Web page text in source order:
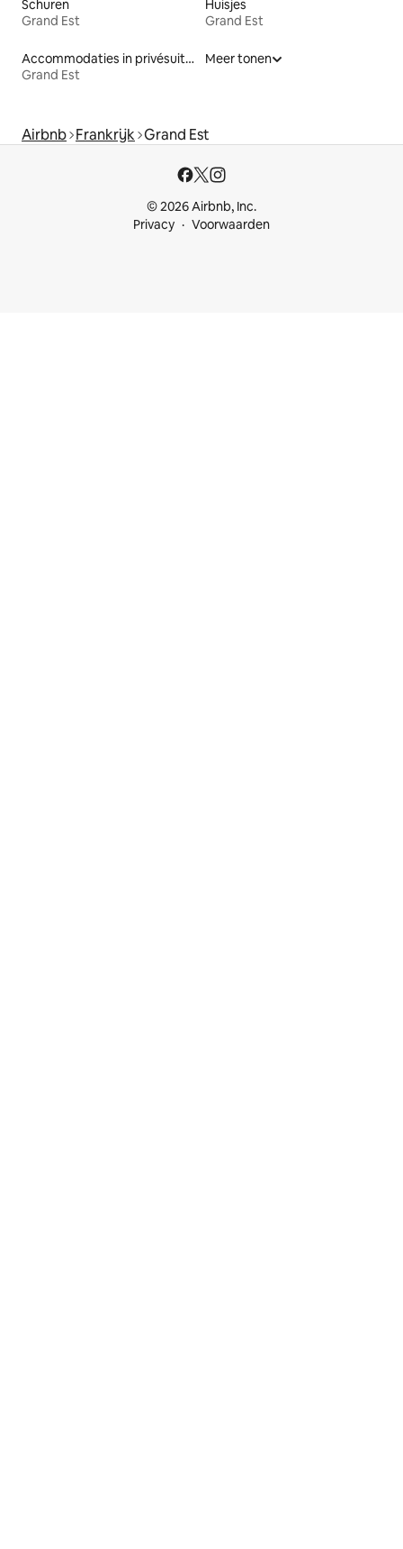
Schuren
Grand Est
Huisjes
Grand Est
Accommodaties in privésuites
Grand Est
Meer tonen
Airbnb Frankrijk Grand Est
© 2026 Airbnb, Inc.
Privacy
Voorwaarden